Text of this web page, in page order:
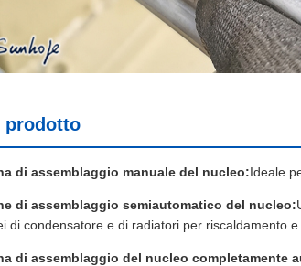
prodotto
di assemblaggio manuale del nucleo:Ideale
di assemblaggio semiautomatico del nucleo:
di condensatore e di radiatori per
di assemblaggio del nucleo completamente